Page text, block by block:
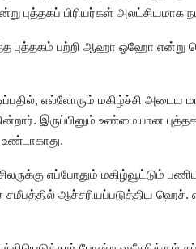
புத்தகப் பிரியர்கள்
புத்தகம் பற்றி ஆஹா ஓஹோ என்று
எல்லோரும் மகிழ்ச்சி அடைய
இருப்பினும் உண்மையான
உண்டாகாது.
எப்போதும் மகிழ்வூட்டும்
ஆச்சரியப்படுத்திய ஹெச்.